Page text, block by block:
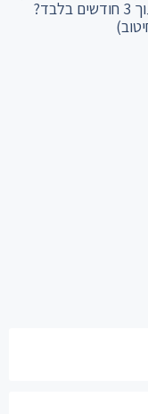
לחטב את הגוף ולגלות את הקוביות בבטן תוך 3 חודשים בלבד?